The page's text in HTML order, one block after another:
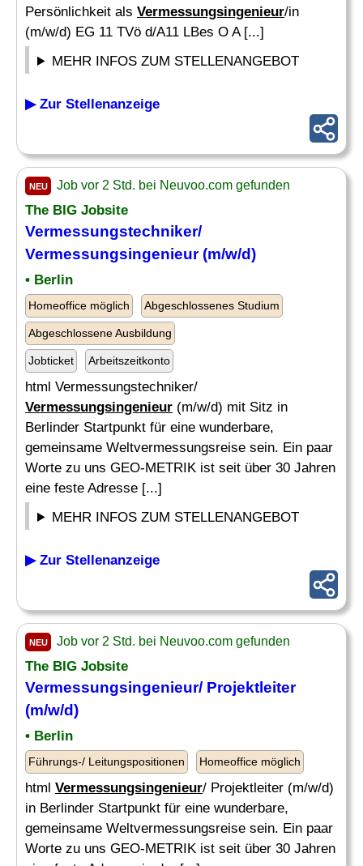
Persönlichkeit als Vermessungsingenieur/in
(m/w/d) EG 11 TVö d/A11 LBes O A [...]
MEHR INFOS ZUM STELLENANGEBOT
▶ Zur Stellenanzeige
NEU Job vor 2 Std. bei Neuvoo.com gefunden
The BIG Jobsite
Vermessungstechniker/
Vermessungsingenieur(m/w/d)
• Berlin
Homeoffice möglich Abgeschlossenes Studium
Abgeschlossene Ausbildung
Jobticket Arbeitszeitkonto
html Vermessungstechniker/
Vermessungsingenieur (m/w/d) mit Sitz in
Berlinder Startpunkt für eine wunderbare,
gemeinsame Weltvermessungsreise sein. Ein paar
Worte zu uns GEO-METRIK ist seit über 30 Jahren
eine feste Adresse [...]
MEHR INFOS ZUM STELLENANGEBOT
▶ Zur Stellenanzeige
NEU Job vor 2 Std. bei Neuvoo.com gefunden
The BIG Jobsite
Vermessungsingenieur/ Projektleiter
(m/w/d)
• Berlin
Führungs-/ Leitungspositionen Homeoffice möglich
html Vermessungsingenieur/ Projektleiter (m/w/d)
in Berlinder Startpunkt für eine wunderbare,
gemeinsame Weltvermessungsreise sein. Ein paar
Worte zu uns GEO-METRIK ist seit über 30 Jahren